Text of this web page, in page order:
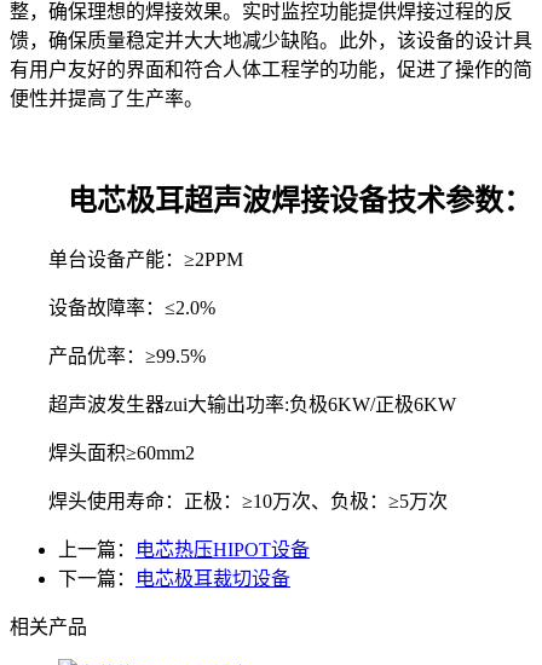
整，确保理想的焊接效果。实时监控功能提供焊接过程的反
馈，确保质量稳定并大大地减少缺陷。此外，该设备的设计具
有用户友好的界面和符合人体工程学的功能，促进了操作的简
便性并提高了生产率。
电芯极耳超声波焊接设备技术参数：
单台设备产能：≥2PPM
设备故障率：≤2.0%
产品优率：≥99.5%
超声波发生器zui大输出功率:负极6KW/正极6KW
焊头面积≥60mm2
焊头使用寿命：正极：≥10万次、负极：≥5万次
上一篇：
电芯热压HIPOT设备
下一篇：
电芯极耳裁切设备
相关产品